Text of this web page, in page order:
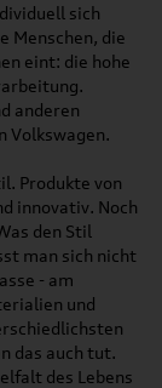
sich
Menschen, die
eint: die hohe
anderen
Volkswagen.
Produkte von
innovativ. Noch
den Stil
man sich nicht
- am
und
das auch tut.
des Lebens